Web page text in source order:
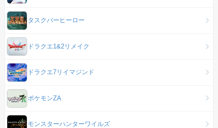
タスクバーヒーロー
ドラクエ1&2リメイク
ドラクエ7リイマジンド
ポケモンZA
モンスターハンターワイルズ